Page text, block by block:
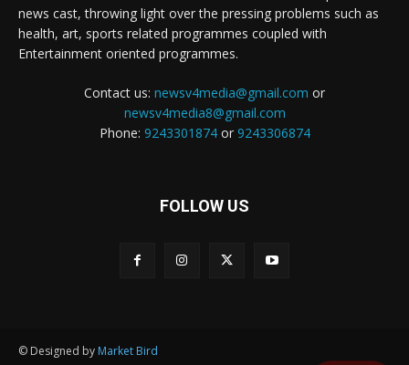
news cast, throwing light over the pressing problems such as
health, art, sports related programmes coupled with
Entertainment oriented programmes.
Contact us: newsv4media@gmail.com or
newsv4media8@gmail.com
Phone: 9243301874or 9243306874
FOLLOW US
© Designed by Market Bird